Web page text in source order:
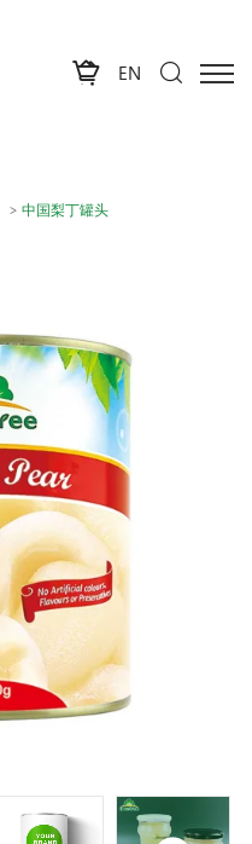
EN
中国梨丁罐头